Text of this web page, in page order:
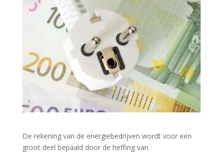
De rekening van de energiebedrijven wordt voor een
groot deel bepaald door de heffing van